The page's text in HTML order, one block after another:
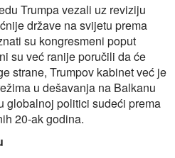
Trumpa vezali uz reviziju
države na svijetu prema
su kongresmeni poput
su već ranije poručili da će
strane, Trumpov kabinet već je
u dešavanja na Balkanu
globalnoj politici sudeći prema
20-ak godina.